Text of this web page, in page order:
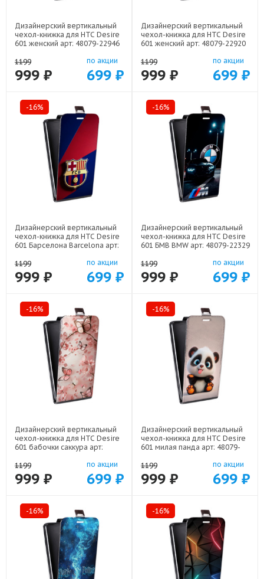
Дизайнерский вертикальный
чехол-книжка для HTC Desire
601 женский арт: 48079-22946
1199
999 ₽
по акции
699 ₽
Дизайнерский вертикальный
чехол-книжка для HTC Desire
601 женский арт: 48079-22920
1199
999 ₽
по акции
699 ₽
-16%
Дизайнерский вертикальный
чехол-книжка для HTC Desire
601 Барселона Barcelona арт:
1199
999 ₽
по акции
699 ₽
-16%
Дизайнерский вертикальный
чехол-книжка для HTC Desire
601 БМВ BMW арт: 48079-22329
1199
999 ₽
по акции
699 ₽
-16%
Дизайнерский вертикальный
чехол-книжка для HTC Desire
601 бабочки саккура арт:
1199
999 ₽
по акции
699 ₽
-16%
Дизайнерский вертикальный
чехол-книжка для HTC Desire
601 милая панда арт: 48079-
1199
999 ₽
по акции
699 ₽
-16% -16%